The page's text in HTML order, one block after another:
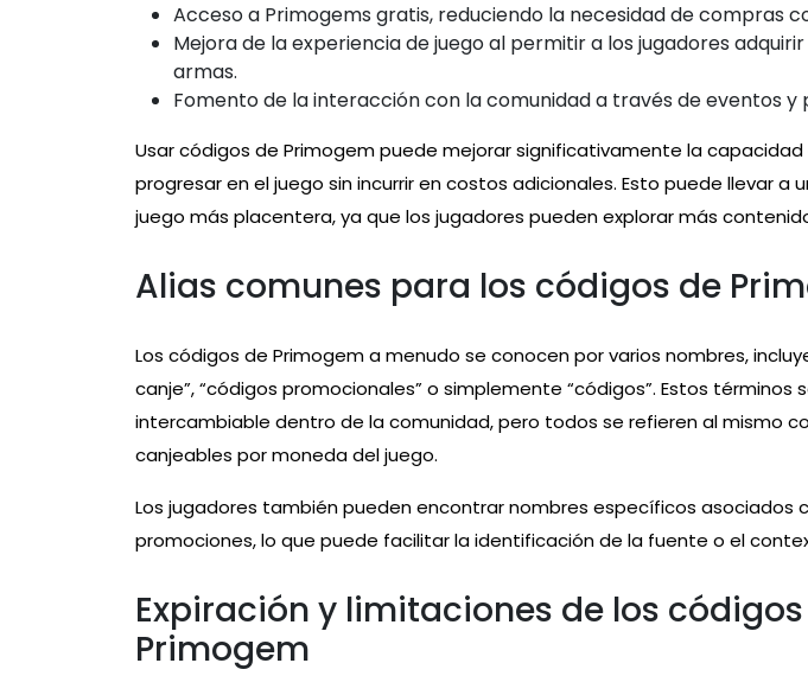
Acceso a Primogems gratis, reduciendo la necesidad de compras
Mejora de la experiencia de juego al permitir a los jugadores
armas.
Fomento de la interacción con la comunidad a través de eventos y
Usar códigos de Primogem puede mejorar significativamente la
progresar en el juego sin incurrir en costos adicionales. Esto puede llevar a
juego más placentera, ya que los jugadores pueden explorar más
Alias comunes para los códigos de
Los códigos de Primogem a menudo se conocen por varios nombres,
canje”, “códigos promocionales” o simplemente “códigos”. Estos términos
intercambiable dentro de la comunidad, pero todos se refieren al mismo
canjeables por moneda del juego.
Los jugadores también pueden encontrar nombres específicos asociados
promociones, lo que puede facilitar la identificación de la fuente o el
Expiración y limitaciones de los
Primogem